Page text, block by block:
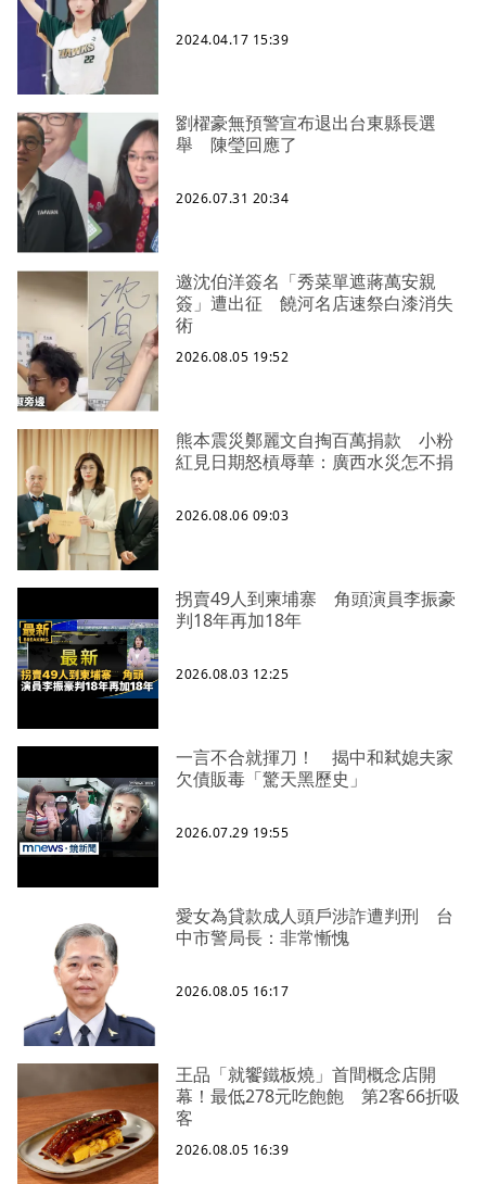
2024.04.17 15:39
劉櫂豪無預警宣布退出台東縣長選
舉 陳瑩回應了
2026.07.31 20:34
邀沈伯洋簽名「秀菜單遮蔣萬安親
簽」遭出征 饒河名店速祭白漆消失
術
2026.08.05 19:52
熊本震災鄭麗文自掏百萬捐款 小粉
紅見日期怒槓辱華：廣西水災怎不捐
2026.08.06 09:03
拐賣49人到柬埔寨 角頭演員李振豪
判18年再加18年
2026.08.03 12:25
一言不合就揮刀！ 揭中和弒媳夫家
欠債販毒「驚天黑歷史」
2026.07.29 19:55
愛女為貸款成人頭戶涉詐遭判刑 台
中市警局長：非常慚愧
2026.08.05 16:17
王品「就饗鐵板燒」首間概念店開
幕！最低278元吃飽飽 第2客66折吸
客
2026.08.05 16:39